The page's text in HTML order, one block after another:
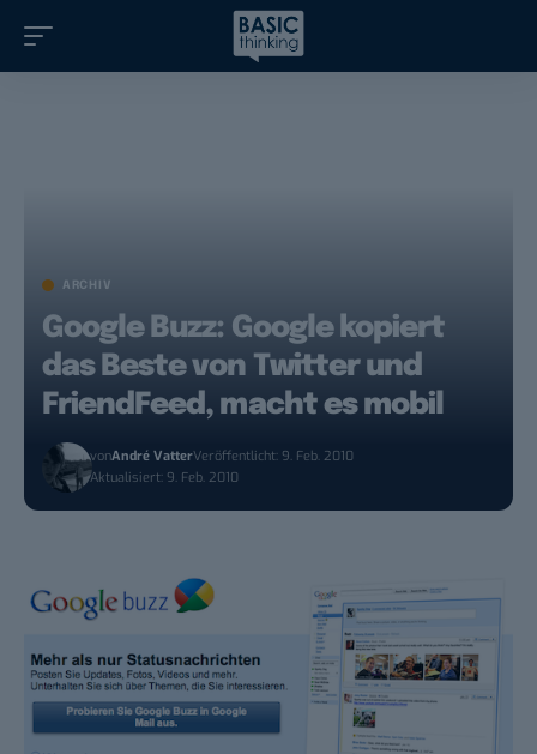
ARCHIV
Google Buzz: Google kopiert
das Beste von Twitter und
FriendFeed, macht es mobil
vonAndré VatterVeröffentlicht: 9. Feb. 2010
Aktualisiert: 9. Feb. 2010